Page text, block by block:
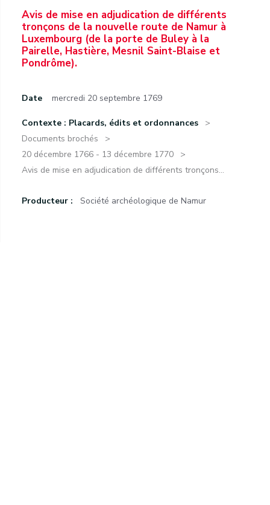
Avis de mise en adjudication de différents
tronçons de la nouvelle route de Namur à
Luxembourg (de la porte de Buley à la
Pairelle, Hastière, Mesnil Saint-Blaise et
Pondrôme).
Date mercredi 20 septembre 1769
Contexte : Placards, édits et ordonnances
Documents brochés
20 décembre 1766 - 13 décembre 1770
Avis de mise en adjudication de différents tronçons...
Producteur : Société archéologique de Namur